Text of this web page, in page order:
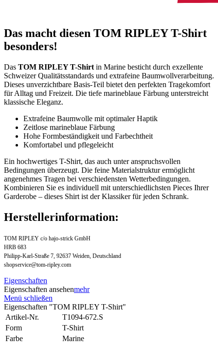
Das macht diesen TOM RIPLEY T-Shirt
besonders!
Das TOM RIPLEY T-Shirt in Marine besticht durch exzellente
Schweizer Qualitätsstandards und extrafeine Baumwollverarbeitung.
Dieses unverzichtbare Basis-Teil bietet den perfekten Tragekomfort
für Alltag und Freizeit. Die tiefe marineblaue Färbung unterstreicht
klassische Eleganz.
Extrafeine Baumwolle mit optimaler Haptik
Zeitlose marineblaue Färbung
Hohe Formbeständigkeit und Farbechtheit
Komfortabel und pflegeleicht
Ein hochwertiges T-Shirt, das auch unter anspruchsvollen
Bedingungen überzeugt. Die feine Materialstruktur ermöglicht
angenehmes Tragen bei verschiedensten Wetterbedingungen.
Kombinieren Sie es individuell mit unterschiedlichsten Pieces Ihrer
Garderobe – dieses Shirt ist der Klassiker für jeden Schrank.
Herstellerinformation:
TOM RIPLEY c/o hajo-strick GmbH
HRB 683
Philipp-Karl-Straße 7, 92637 Weiden, Deutschland
shopservice@tom-ripley.com
Eigenschaften
Eigenschaften ansehenmehr
Menü schließen
Eigenschaften "TOM RIPLEY T-Shirt"
Artikel-Nr.
T1094-672.S
Form
T-Shirt
Farbe
Marine